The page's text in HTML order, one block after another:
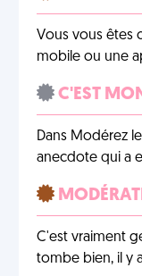
Vous vous êtes
mobile ou une
C'EST
Dans Modérez
anecdote qui a
C'est vraiment
tombe bien, il y